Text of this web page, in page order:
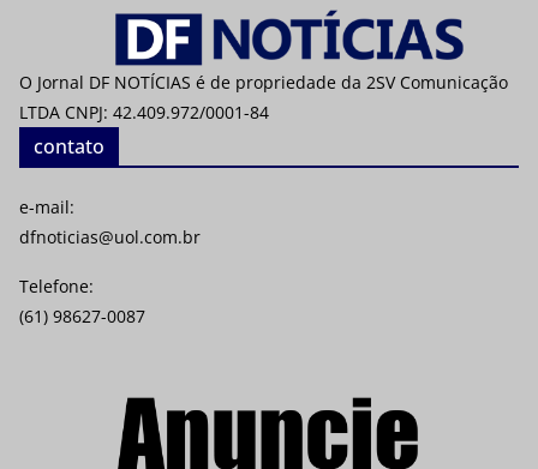
O Jornal DF NOTÍCIAS é de propriedade da 2SV Comunicação
LTDA CNPJ: 42.409.972/0001-84
contato
e-mail:
dfnoticias@uol.com.br
Telefone:
(61) 98627-0087